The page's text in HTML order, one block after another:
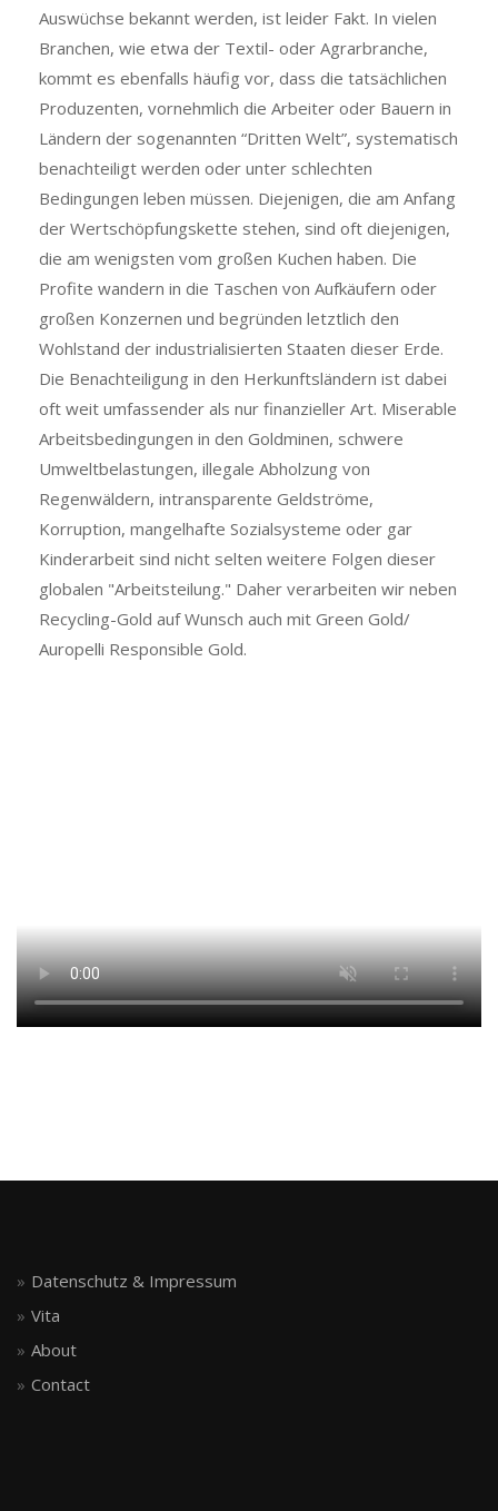
Auswüchse bekannt werden, ist leider Fakt. In vielen
Branchen, wie etwa der Textil- oder Agrarbranche,
kommt es ebenfalls häufig vor, dass die tatsächlichen
Produzenten, vornehmlich die Arbeiter oder Bauern in
Ländern der sogenannten “Dritten Welt”, systematisch
benachteiligt werden oder unter schlechten
Bedingungen leben müssen. Diejenigen, die am Anfang
der Wertschöpfungskette stehen, sind oft diejenigen,
die am wenigsten vom großen Kuchen haben. Die
Profite wandern in die Taschen von Aufkäufern oder
großen Konzernen und begründen letztlich den
Wohlstand der industrialisierten Staaten dieser Erde.
Die Benachteiligung in den Herkunftsländern ist dabei
oft weit umfassender als nur finanzieller Art. Miserable
Arbeitsbedingungen in den Goldminen, schwere
Umweltbelastungen, illegale Abholzung von
Regenwäldern, intransparente Geldströme,
Korruption, mangelhafte Sozialsysteme oder gar
Kinderarbeit sind nicht selten weitere Folgen dieser
globalen "Arbeitsteilung." Daher verarbeiten wir neben
Recycling-Gold auf Wunsch auch mit Green Gold/
Auropelli Responsible Gold.
Datenschutz & Impressum
Vita
About
Contact